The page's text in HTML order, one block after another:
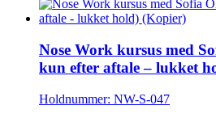
Nose Work kursus med
kun efter aftale – lukket
Holdnummer: NW-S-047